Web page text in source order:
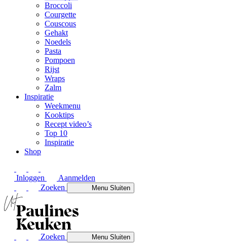
Broccoli
Courgette
Couscous
Gehakt
Noedels
Pasta
Pompoen
Rijst
Wraps
Zalm
Inspiratie
Weekmenu
Kooktips
Recept video’s
Top 10
Inspiratie
Shop
Inloggen
Aanmelden
Zoeken
MenuSluiten
Zoeken MenuSluiten